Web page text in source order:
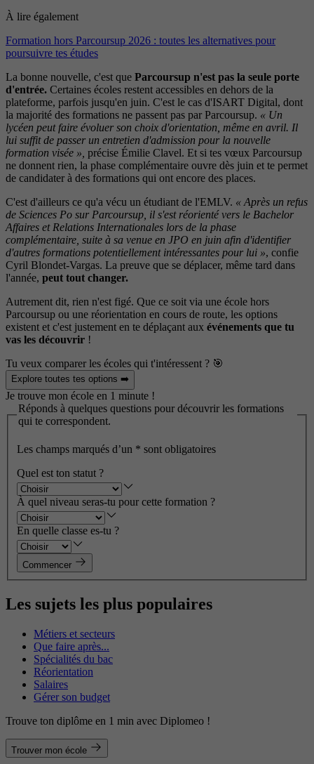
À lire également
Formation hors Parcoursup 2026 : toutes les alternatives pour
poursuivre tes études
La bonne nouvelle, c'est que Parcoursup n'est pas la seule porte
d'entrée. Certaines écoles restent accessibles en dehors de la
plateforme, parfois jusqu'en juin. C'est le cas d'ISART Digital, dont
la majorité des formations ne passent pas par Parcoursup. « Un
lycéen peut faire évoluer son choix d'orientation, même en avril. Il
lui suffit de passer un entretien d'admission pour la nouvelle
formation visée », précise Émilie Clavel. Et si tes vœux Parcoursup
ne donnent rien, la phase complémentaire ouvre dès juin et te permet
de candidater à des formations qui ont encore des places.
C'est d'ailleurs ce qu'a vécu un étudiant de l'EMLV. « Après un refus
de Sciences Po sur Parcoursup, il s'est réorienté vers le Bachelor
Affaires et Relations Internationales lors de la phase
complémentaire, suite à sa venue en JPO en juin afin d'identifier
d'autres formations potentiellement intéressantes pour lui », confie
Cyril Blondet-Vargas. La preuve que se déplacer, même tard dans
l'année, peut tout changer.
Autrement dit, rien n'est figé. Que ce soit via une école hors
Parcoursup ou une réorientation en cours de route, les options
existent et c'est justement en te déplaçant aux événements que tu
vas les découvrir !
Tu veux comparer les écoles qui t'intéressent ? 🎯
Explore toutes tes options ➡️
Je trouve mon école en 1 minute !
Réponds à quelques questions pour découvrir les formations
qui te correspondent.
Les champs marqués d’un * sont obligatoires
Quel est ton statut ?
À quel niveau seras-tu pour cette formation ?
En quelle classe es-tu ?
Commencer
Les sujets les plus populaires
Métiers et secteurs
Que faire après...
Spécialités du bac
Réorientation
Salaires
Gérer son budget
Trouve ton diplôme en 1 min avec Diplomeo !
Trouver mon école